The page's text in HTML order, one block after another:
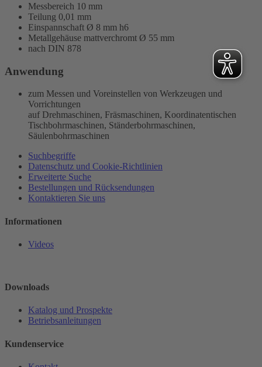
Messbereich 10 mm
Teilung 0,01 mm
Einspannschaft Ø 8 mm h6
Metallgehäuse mattverchromt Ø 55 mm
nach DIN 878
Anwendung
zum Messen und Voreinstellen von Werkzeugen und
Vorrichtungen
auf Drehmaschinen, Fräsmaschinen, Koordinatentischen
Tischbohrmaschinen, Ständerbohrmaschinen,
Säulenbohrmaschinen
Suchbegriffe
Datenschutz und Cookie-Richtlinien
Erweiterte Suche
Bestellungen und Rücksendungen
Kontaktieren Sie uns
Informationen
Videos
Downloads
Katalog und Prospekte
Betriebsanleitungen
Kundenservice